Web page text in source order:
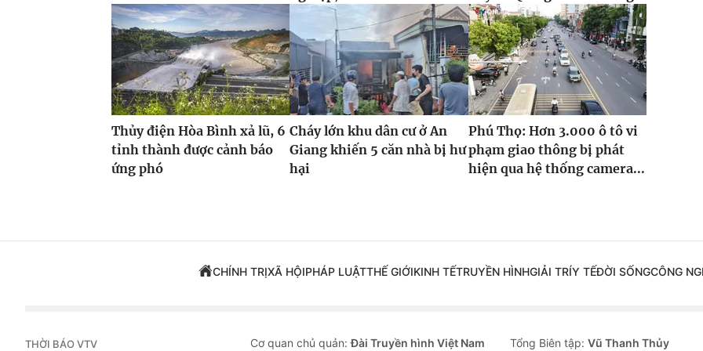
Thủy điện Hòa Bình xả lũ, 6
tỉnh thành được cảnh báo
ứng phó
Cháy lớn khu dân cư ở An
Giang khiến 5 căn nhà bị hư
hại
Phú Thọ: Hơn 3.000 ô tô vi
phạm giao thông bị phát
hiện qua hệ thống camera...
CHÍNH TRỊXÃ HỘIPHÁP LUẬTTHẾ GIỚIKINH TẾTRUYỀN HÌNHGIẢI TRÍY TẾĐỜI SỐNGCÔNG
THỜI BÁO VTV Cơ quan chủ quản:Đài Truyền hình Việt Nam Tổng Biên tập: Vũ Thanh Thủy